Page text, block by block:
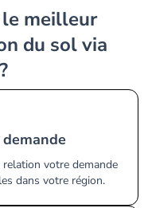
du sol via
demande
votre demande
dans votre région.